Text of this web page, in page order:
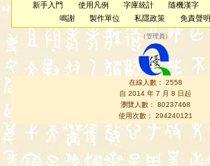
新手入門 使用凡例 字庫統計 隨機漢字
鳴謝
製作單位 私隱政策 免責聲明
（管理員 ）
在線人數： 2558
自 2014 年 7 月 8 日起
瀏覽人數： 80237468
使用次數： 294240121